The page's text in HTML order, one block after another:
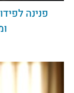
פנינה